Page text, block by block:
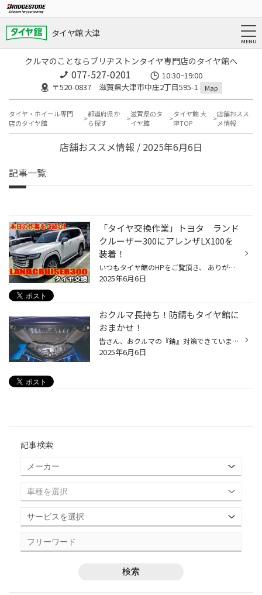
タイヤ館 大津
クルマのことならブリヂストンタイヤ専門店のタイヤ館へ
077-527-0201
10:30~19:00
〒520-0837 滋賀県大津市中庄2丁目595-1
Map
タイヤ・ホイール専門
店のタイヤ館
都道府県か
ら探す
滋賀県のタ
イヤ館
タイヤ館 大
津TOP
店舗おスス
メ情報
店舗おススメ情報 / 2025年6月6日
記事一覧
「タイヤ交換作業」トヨタ ランド
クルーザー300にアレンザLX100を
装着！
いつもタイヤ館のHPをご覧頂き、 ありがとうございます！ 今回は近畿エリア内直営店舗タイヤ館でのサービス事例をご紹介致します。 WEBへの掲載をご快諾頂きましたお客様、誠にありがとうございます！ 今回は【陸の王者！】トヨタ ランドクルーザー300 タイヤ交換を実施させて頂きました！ 今回お選...
2025年6月6日
おクルマ長持ち！防錆もタイヤ館に
おまかせ！
皆さん、おクルマの『錆』対策できていますか？ 安心して、おクルマを長く使っていただくために錆止めの施工がオススメです。 まずはおクルマを下から見てみませんか？ 特におクルマの下回りはむき出しになっていることも多く、雨や湿気、冬時期の融雪剤、 海が近い方だと、海風による塩分で錆が出...
2025年6月6日
記事検索